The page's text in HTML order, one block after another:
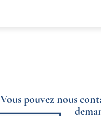
Vous pouvez nous